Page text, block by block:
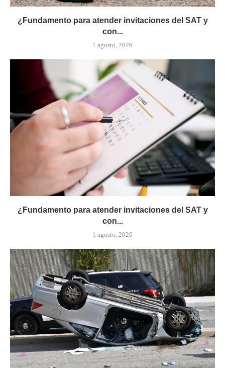
¿Fundamento para atender invitaciones del SAT y
con...
1 agosto, 2026
¿Fundamento para atender invitaciones del SAT y
con...
1 agosto, 2026